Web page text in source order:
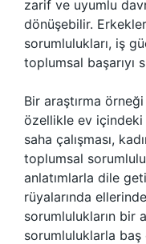
zarif ve uyumlu
dönüşebilir.
sorumlulukları, iş
toplumsal başarıyı
Bir araştırma
özellikle ev
saha çalışması,
toplumsal
anlatımlarla dile
rüyalarında
sorumlulukların bir
sorumluluklarla